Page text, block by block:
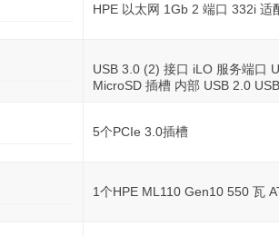
HPE 以太网 1Gb 2 端口 332i 适
USB 3.0 (2) 接口 iLO 服务端口
MicroSD 插槽 内部 USB 2.0
5个PCIe 3.0插槽
1个HPE ML110 Gen10 550 瓦